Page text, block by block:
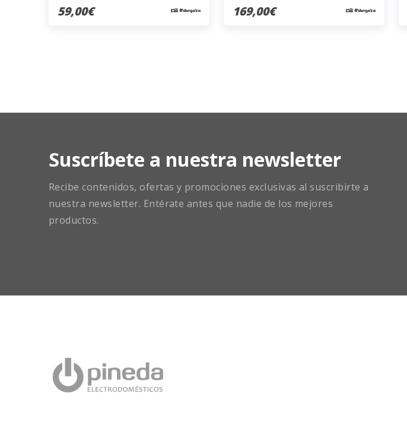
59,00€ 169,00€
Suscríbete a nuestra newsletter
Recibe contenidos, ofertas y promociones exclusivas al suscribirte a
nuestra newsletter. Entérate antes que nadie de los mejores
productos.